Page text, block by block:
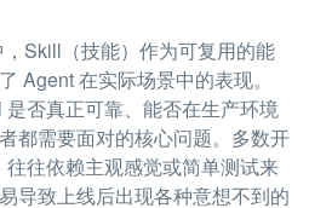
Skill（技能）作为可复用的能
Agent 在实际场景中的表现。
否真正可靠、能否在生产环境
都需要面对的核心问题。多数开
往依赖主观感觉或简单测试来
导致上线后出现各种意想不到的